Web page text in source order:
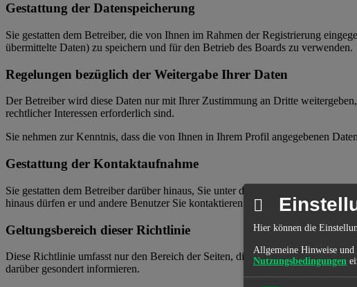
Gestattung der Datenspeicherung
Sie gestatten dem Betreiber, die von Ihnen im Rahmen der Registrierung
übermittelte Daten) zu speichern und für den Betrieb des Boards zu verwenden.
Regelungen bezüglich der Weitergabe Ihrer Daten
Der Betreiber wird diese Daten nur mit Ihrer Zustimmung an Dritte
rechtlicher Interessen erforderlich sind.
Sie nehmen zur Kenntnis, dass die von Ihnen in Ihrem Profil angegebenen
Gestattung der Kontaktaufnahme
Sie gestatten dem Betreiber darüber hinaus, Sie unter den von Ihnen
hinaus dürfen er und andere Benutzer Sie kontaktieren, sofern Sie dies an
Geltungsbereich dieser Richtlinie
Diese Richtlinie umfasst nur den Bereich der Seiten, die die phpBB-Software
darüber gesondert informieren.
Hier können die
Allgemeine Hinweise
Nutzungsbedingungen